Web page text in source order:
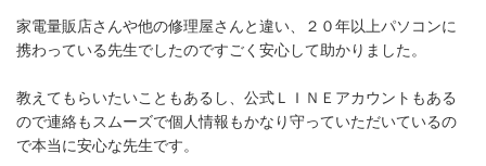
家電量販店さんや他の修理屋さんと違い、２０年以上パソコンに
携わっている先生でしたのですごく安心して助かりました。
教えてもらいたいこともあるし、公式ＬＩＮＥアカウントもある
ので連絡もスムーズで個人情報もかなり守っていただいているの
で本当に安心な先生です。